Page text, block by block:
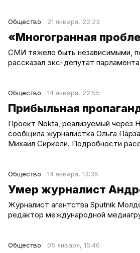
Общество 21 января, 22:23
«Многогранная
СМИ тяжело быть независимыми,
рассказал экс-депутат
Общество 14 января, 22:55
Прибыльная
Проект Nokta, реализуемый через
сообщила журналистка Ольга
Михаил Сиркели. Подробности
Общество 14 января, 13:35
Умер журналист
Журналист агентства Sputnik
редактор международной
Общество 05 января, 15:40